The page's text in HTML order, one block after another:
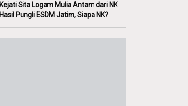
Kejati Sita Logam Mulia Antam dari NK
Hasil Pungli ESDM Jatim, Siapa NK?